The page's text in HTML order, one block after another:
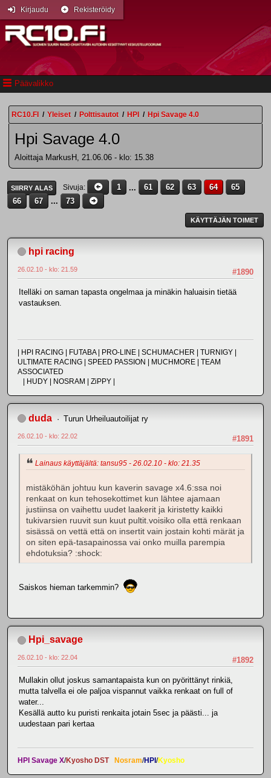
Päävalikko
Kirjaudu Rekisteröidy
RC10.FI / Yleiset / Polttisautot / HPI / Hpi Savage 4.0
Hpi Savage 4.0
Aloittaja MarkusH, 21.06.06 - klo: 15.38
SIIRRY ALAS Sivuja 1 ... 61 62 63 64
65
66
67 ... 73
KÄYTTÄJÄN TOIMET
hpi racing
#1890
26.02.10 - klo: 21.59
Itelläki on saman tapasta ongelmaa ja minäkin haluaisin tietää
vastauksen.
| HPI RACING | FUTABA | PRO-LINE | SCHUMACHER | TURNIGY |
ULTIMATE RACING | SPEED PASSION | MUCHMORE | TEAM
ASSOCIATED
| HUDY | NOSRAM | ZiPPY |
duda Turun Urheiluautoilijat ry
#1891
26.02.10 - klo: 22.02
Lainaus käyttäjältä: tansu95 - 26.02.10 - klo: 21.35
mistäköhän johtuu kun kaverin savage x4.6:ssa noi
renkaat on kun tehosekottimet kun lähtee ajamaan
justiinsa on vaihettu uudet laakerit ja kiristetty kaikki
tukivarsien ruuvit sun kuut pultit.voisiko olla että renkaan
sisässä on vettä että on insertit vain jostain kohti märät ja
on siten epä-tasapainossa vai onko muilla parempia
ehdotuksia? :shock:
Saiskos hieman tarkemmin?
Hpi_savage
#1892
26.02.10 - klo: 22.04
Mullakin ollut joskus samantapaista kun on pyörittänyt rinkiä,
mutta talvella ei ole paljoa vispannut vaikka renkaat on full of
water...
Kesällä autto ku puristi renkaita jotain 5sec ja päästi... ja
uudestaan pari kertaa
HPI Savage X/Kyosho DST Nosram/HPI/Kyosho